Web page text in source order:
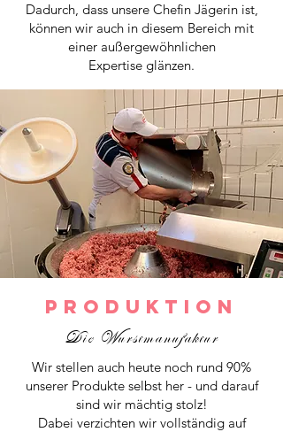
Dadurch, dass unsere Chefin Jägerin ist,
können wir auch in diesem Bereich mit
einer außergewöhnlichen
Expertise glänzen.
Produktion
Die Wurstmanufaktur
Wir stellen auch heute noch rund 90%
unserer Produkte selbst her - und darauf
sind wir mächtig stolz!
Dabei verzichten wir vollständig auf